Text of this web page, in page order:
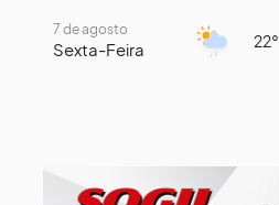
7 de agosto
Sexta-Feira 22°